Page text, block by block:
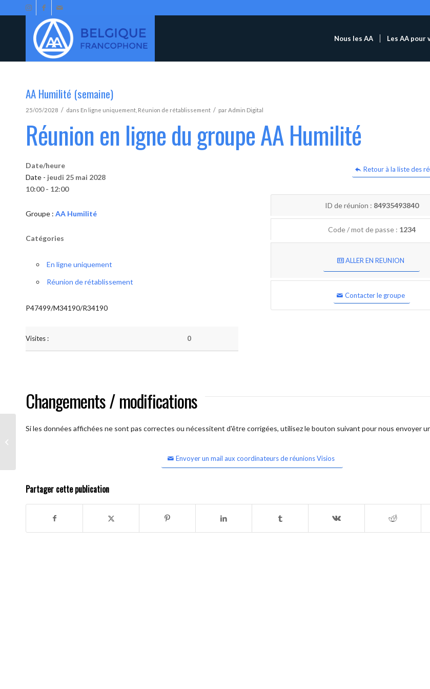
Nous les AA Les AA pour
AA Humilité (semaine)
25/05/2028 / dans En ligne uniquement Réunion de rétablissement / parAdmin Digital
Réunion en ligne du groupe AA Humilité
Retour à la liste des
Date/heure
Date - jeudi 25 mai 2028
10:00 - 12:00
Groupe : AA Humilité
Catégories
En ligne uniquement
Réunion de rétablissement
P47499/M34190/R34190
Visites : 0
ID de réunion : 84935493840
Code / mot de passe : 1234
ALLER EN REUNION
Contacter le groupe
Changements / modifications
Si les données affichées ne sont pas correctes ou nécessitent d'être corrigées, utilisez le bouton suivant pour nous envoyer
Envoyer un mail aux coordinateurs de réunions Visios
Partager cette publication